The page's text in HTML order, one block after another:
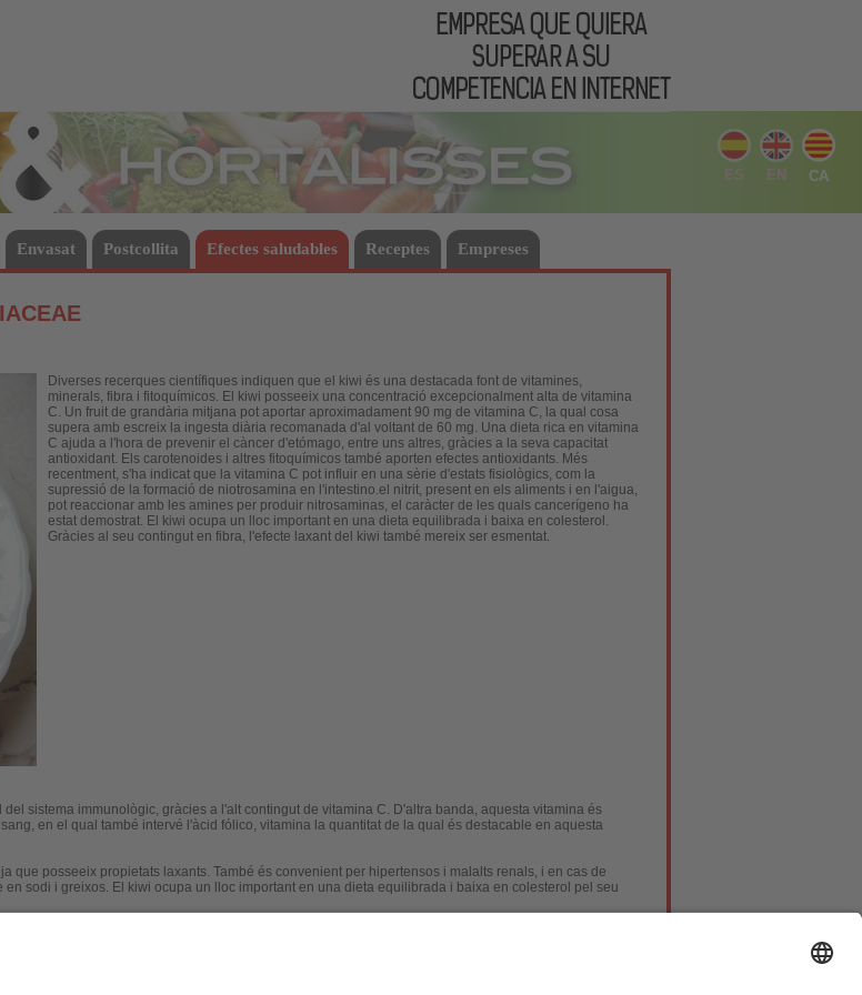
Hortalisses
ES EN CA
Envasat Postcollita Efectes saludables Receptes Empreses
Diverses recerques científiques indiquen que el kiwi és una destacada font de vitamines,
minerals, fibra i fitoquímicos. El kiwi posseeix una concentració excepcionalment alta de vitamina
C. Un fruit de grandària mitjana pot aportar aproximadament 90 mg de vitamina C, la qual cosa
supera amb escreix la ingesta diària recomanada d'al voltant de 60 mg. Una dieta rica en vitamina
C ajuda a l'hora de prevenir el càncer d'etómago, entre uns altres, gràcies a la seva capacitat
antioxidant. Els carotenoides i altres fitoquímicos també aporten efectes antioxidants. Més
recentment, s'ha indicat que la vitamina C pot influir en una sèrie d'estats fisiològics, com la
supressió de la formació de niotrosamina en l'intestino.el nitrit, present en els aliments i en l'aigua,
pot reaccionar amb les amines per produir nitrosaminas, el caràcter de les quals cancerígeno ha
estat demostrat. El kiwi ocupa un lloc important en una dieta equilibrada i baixa en colesterol.
Gràcies al seu contingut en fibra, l'efecte laxant del kiwi també mereix ser esmentat.
sistema immunològic, gràcies a l'alt contingut de vitamina C. D'altra banda, aquesta vitamina és
en el qual també intervé l'àcid fólico, vitamina la quantitat de la qual és destacable en aquesta
que posseeix propietats laxants. També és convenient per hipertensos i malalts renals, i en cas de
sodi i greixos. El kiwi ocupa un lloc important en una dieta equilibrada i baixa en colesterol pel seu